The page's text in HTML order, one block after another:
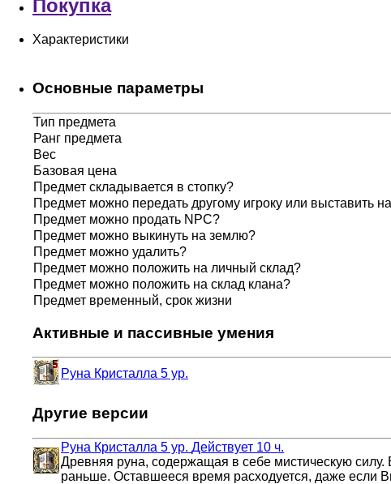
Покупка
Характеристики
Основные параметры
Тип предмета
Ранг предмета
Вес
Базовая цена
Предмет складывается в стопку?
Предмет можно передать другому игроку или выставить
Предмет можно продать NPC?
Предмет можно выкинуть на землю?
Предмет можно удалить?
Предмет можно положить на личный склад?
Предмет можно положить на склад клана?
Предмет временный, срок жизни
Активные и пассивные умения
Руна Кристалла 5 ур.
Другие версии
Руна Кристалла 5 ур. Действует 10 ч.
Древняя руна, содержащая в себе мистическую
раньше. Оставшееся время расходуется, даже если